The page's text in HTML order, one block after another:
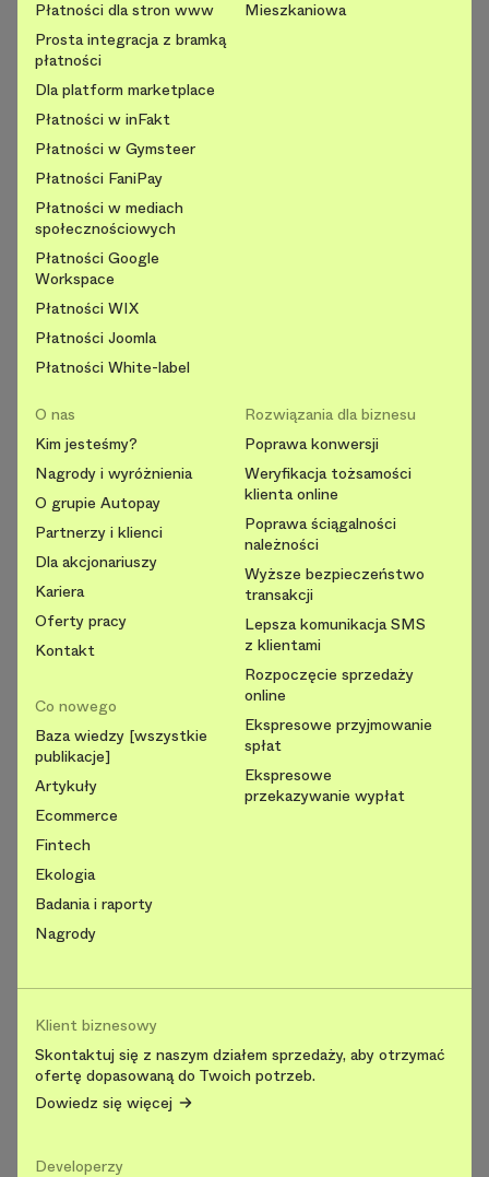
Płatności dla stron www
Prosta integracja z bramką
płatności
Dla platform marketplace
Płatności w inFakt
Płatności w Gymsteer
Płatności FaniPay
Płatności w mediach
społecznościowych
Płatności Google
Workspace
Płatności WIX
Płatności Joomla
Płatności White-label
Mieszkaniowa
O nas
Kim jesteśmy?
Nagrody i wyróżnienia
O grupie Autopay
Partnerzy i klienci
Dla akcjonariuszy
Kariera
Oferty pracy
Kontakt
Co nowego
Baza wiedzy [wszystkie
publikacje]
Artykuły
Ecommerce
Fintech
Ekologia
Badania i raporty
Nagrody
Rozwiązania dla biznesu
Poprawa konwersji
Weryfikacja tożsamości
klienta online
Poprawa ściągalności
należności
Wyższe bezpieczeństwo
transakcji
Lepsza komunikacja SMS
z klientami
Rozpoczęcie sprzedaży
online
Ekspresowe przyjmowanie
spłat
Ekspresowe
przekazywanie wypłat
Klient biznesowy
Skontaktuj się z naszym działem sprzedaży, aby otrzymać
ofertę dopasowaną do Twoich potrzeb.
Dowiedz się więcej
Developerzy